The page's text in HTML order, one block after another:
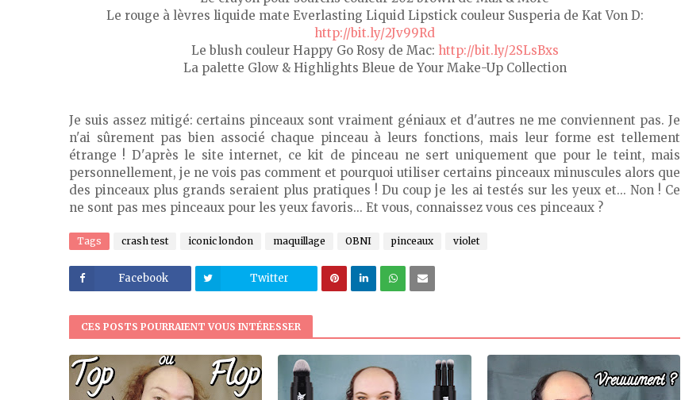
Le rouge à lèvres liquide mate Everlasting Liquid Lipstick couleur Susperia de Kat Von D:
http://bit.ly/2Jv99Rd
Le blush couleur Happy Go Rosy de Mac: http://bit.ly/2SLsBxs
La palette Glow & Highlights Bleue de Your Make-Up Collection
Je suis assez mitigé: certains pinceaux sont vraiment géniaux et d'autres ne me conviennent pas. Je
n'ai sûrement pas bien associé chaque pinceau à leurs fonctions, mais leur forme est tellement
étrange ! D'après le site internet, ce kit de pinceau ne sert uniquement que pour le teint, mais
personnellement, je ne vois pas comment et pourquoi utiliser certains pinceaux minuscules alors que
des pinceaux plus grands seraient plus pratiques ! Du coup je les ai testés sur les yeux et... Non ! Ce
ne sont pas mes pinceaux pour les yeux favoris... Et vous, connaissez vous ces pinceaux ?
Tags crash test iconic london maquillage OBNI pinceaux violet
Facebook Twitter
CES POSTS POURRAIENT VOUS INTÉRESSER